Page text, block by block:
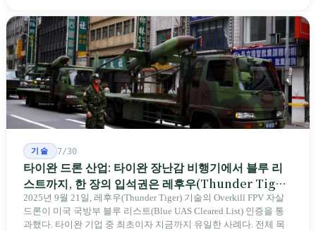
기술 7/30
타이완 드론 산업: 타이완 장난감 비행기에서 블루 리
스트까지, 한 장의 입석권은 레후우(Thunder Tiger)
에게
2025년 9월 21일, 레후우(Thunder Tiger) 기술의 Overkill FPV 자살
드론이 미국 국방부 블루 리스트(Blue UAS Cleared List) 인증을 통
과했다. 타이완 기업 중 최초이자 지금까지 유일한 사례다. 전체 목